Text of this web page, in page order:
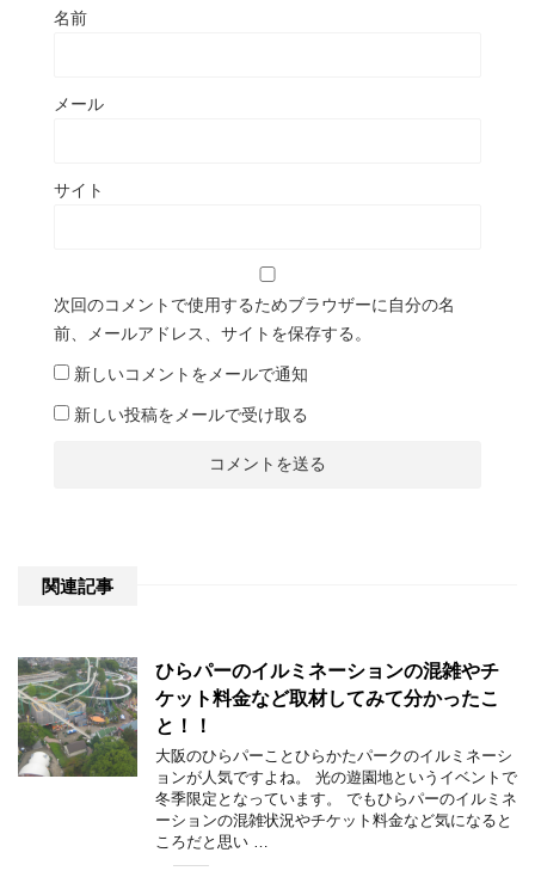
名前
メール
サイト
次回のコメントで使用するためブラウザーに自分の名
前、メールアドレス、サイトを保存する。
新しいコメントをメールで通知
新しい投稿をメールで受け取る
関連記事
ひらパーのイルミネーションの混雑やチ
ケット料金など取材してみて分かったこ
と！！
大阪のひらパーことひらかたパークのイルミネーシ
ョンが人気ですよね。 光の遊園地というイベントで
冬季限定となっています。 でもひらパーのイルミネ
ーションの混雑状況やチケット料金など気になると
ころだと思い …